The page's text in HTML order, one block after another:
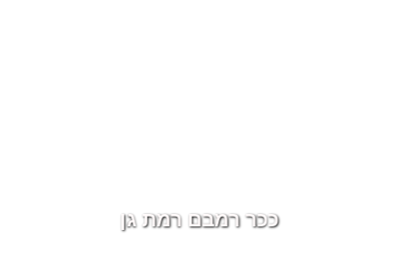
ככר רמבם רמת גן